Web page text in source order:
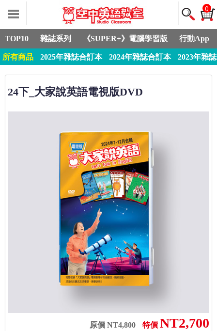
0
TOP10 雜誌系列 《SUPER+》電腦學習版 行動App
所有商品 2025年雜誌合訂本 2024年雜誌合訂本 2023年雜
24下_大家說英語電視版DVD
原價 NT4,800 特價 NT2,700